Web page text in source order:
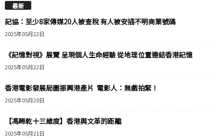
最新
記協：至少8家傳媒20人被查稅 有人被安插不明商業號碼
2025年05月22日
《記憶對視》展覽 呈現個人生命經驗 從地理位置連結香港記憶
2025年05月22日
香港電影發展局圖振興港產片 電影人：無戲拍緊！
2025年05月20日
【馮睎乾十三維度】香港與文革的距離
2025年05月21日